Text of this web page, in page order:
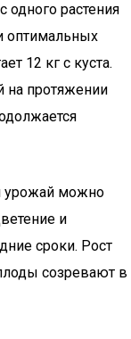
растения
оптимальных
12 кг с куста.
на протяжении
урожай можно
и
сроки. Рост
созревают в